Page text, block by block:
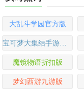
大乱斗学园官方版
宝可梦大集结手游最新版
魔镜物语折扣版
梦幻西游九游版